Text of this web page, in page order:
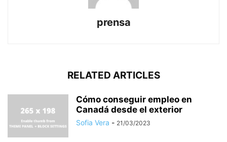
prensa
RELATED ARTICLES
Cómo conseguir empleo en
Canadá desde el exterior
Sofia Vera - 21/03/2023